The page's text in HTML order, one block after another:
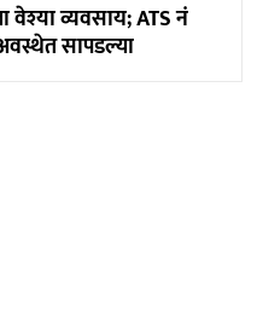
व्यवसाय; ATS नं
सापडल्या